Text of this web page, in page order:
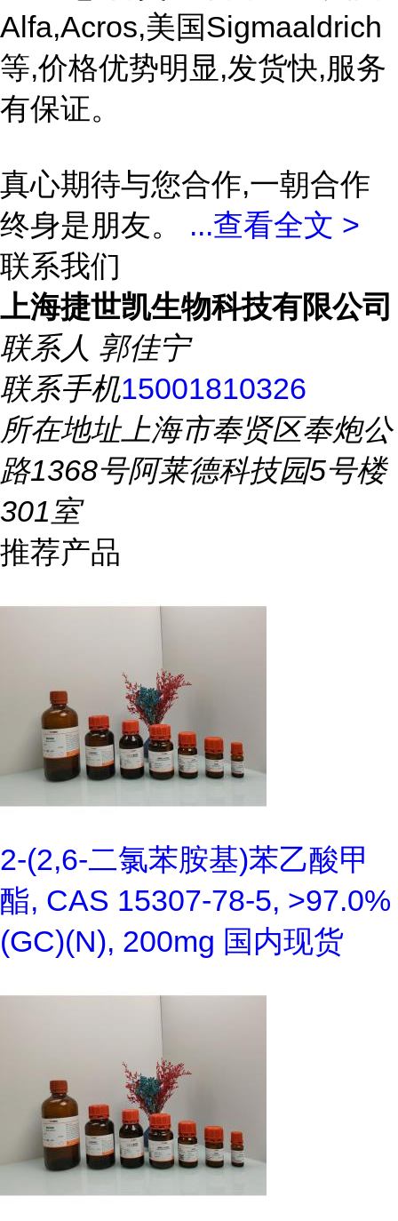
Alfa,Acros,美国Sigmaaldrich
等,价格优势明显,发货快,服务
有保证。
真心期待与您合作,一朝合作
终身是朋友。 ...查看全文 >
联系我们
上海捷世凯生物科技有限公司
联系人 郭佳宁
联系手机15001810326
所在地址上海市奉贤区奉炮公
路1368号阿莱德科技园5号楼
301室
推荐产品
2-(2,6-二氯苯胺基)苯乙酸甲
酯, CAS 15307-78-5, >97.0%
(GC)(N), 200mg 国内现货